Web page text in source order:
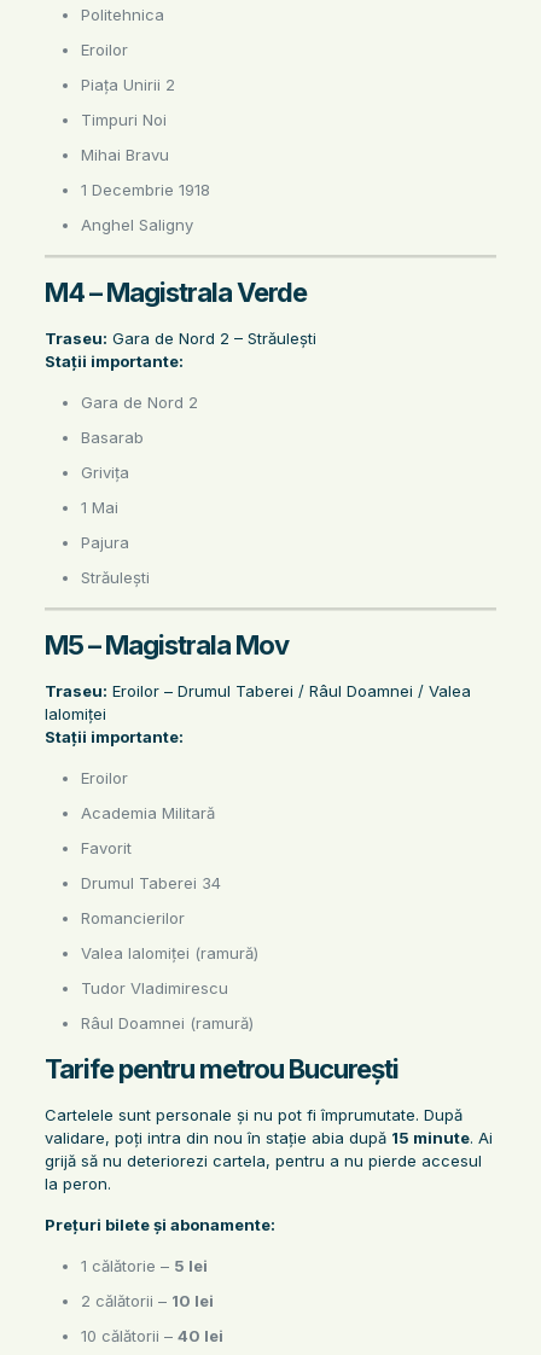
Politehnica
Eroilor
Piața Unirii 2
Timpuri Noi
Mihai Bravu
1 Decembrie 1918
Anghel Saligny
M4 – Magistrala Verde
Traseu: Gara de Nord 2 – Străulești
Stații importante:
Gara de Nord 2
Basarab
Grivița
1 Mai
Pajura
Străulești
M5 – Magistrala Mov
Traseu: Eroilor – Drumul Taberei / Râul Doamnei / Valea
Ialomiței
Stații importante:
Eroilor
Academia Militară
Favorit
Drumul Taberei 34
Romancierilor
Valea Ialomiței (ramură)
Tudor Vladimirescu
Râul Doamnei (ramură)
Tarife pentru metrou București
Cartelele sunt personale și nu pot fi împrumutate. După
validare, poți intra din nou în stație abia după 15 minute. Ai
grijă să nu deteriorezi cartela, pentru a nu pierde accesul
la peron.
Prețuri bilete și abonamente:
1 călătorie – 5 lei
2 călătorii – 10 lei
10 călătorii – 40 lei